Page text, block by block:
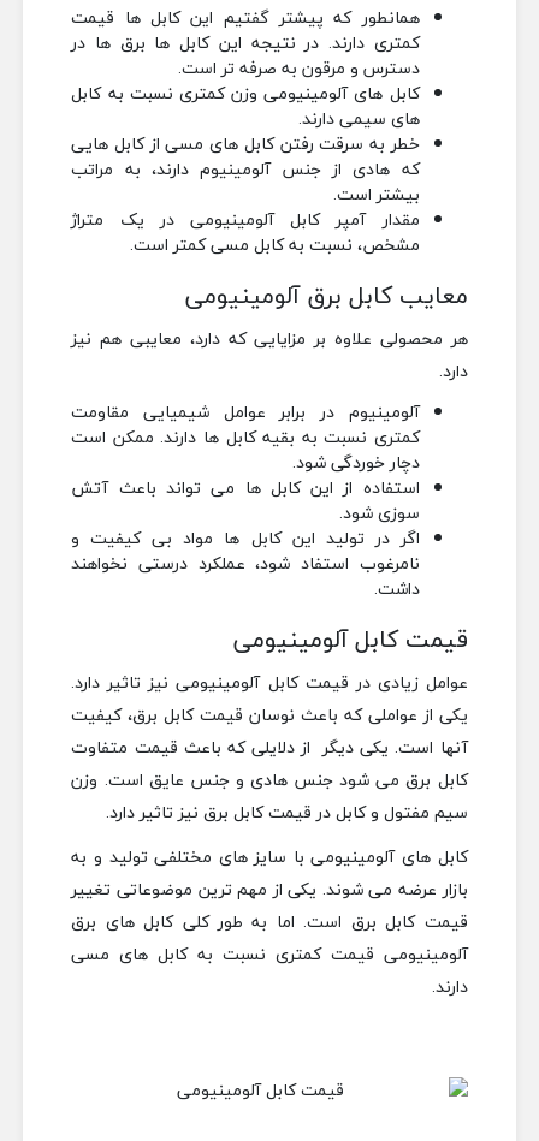
همانطور که پیشتر گفتیم این کابل ها قیمت
کمتری دارند. در نتیجه این کابل ها برق ها در
دسترس و مرقون به صرفه تر است.
کابل های آلومینیومی وزن کمتری نسبت به کابل
های سیمی دارند.
خطر به سرقت رفتن کابل های مسی از کابل هایی
که هادی از جنس آلومینیوم دارند، به مراتب
بیشتر است.
مقدار آمپر کابل آلومینیومی در یک متراژ
مشخص، نسبت به کابل مسی کمتر است.
معایب کابل برق آلومینیومی
هر محصولی علاوه بر مزایایی که دارد، معایبی هم نیز
دارد.
آلومینیوم در برابر عوامل شیمیایی مقاومت
کمتری نسبت به بقیه کابل ها دارند. ممکن است
دچار خوردگی شود.
استفاده از این کابل ها می تواند باعث آتش
سوزی شود.
اگر در تولید این کابل ها مواد بی کیفیت و
نامرغوب استفاد شود، عملکرد درستی نخواهند
داشت.
قیمت کابل آلومینیومی
عوامل زیادی در قیمت کابل آلومینیومی نیز تاثیر دارد.
یکی از عواملی که باعث نوسان قیمت کابل برق، کیفیت
آنها است. یکی دیگر از دلایلی که باعث قیمت متفاوت
کابل برق می شود جنس هادی و جنس عایق است. وزن
سیم مفتول و کابل در قیمت کابل برق نیز تاثیر دارد.
کابل های آلومینیومی با سایز های مختلفی تولید و به
بازار عرضه می شوند. یکی از مهم ترین موضوعاتی تغییر
قیمت کابل برق است. اما به طور کلی کابل های برق
آلومینیومی قیمت کمتری نسبت به کابل های مسی
دارند.